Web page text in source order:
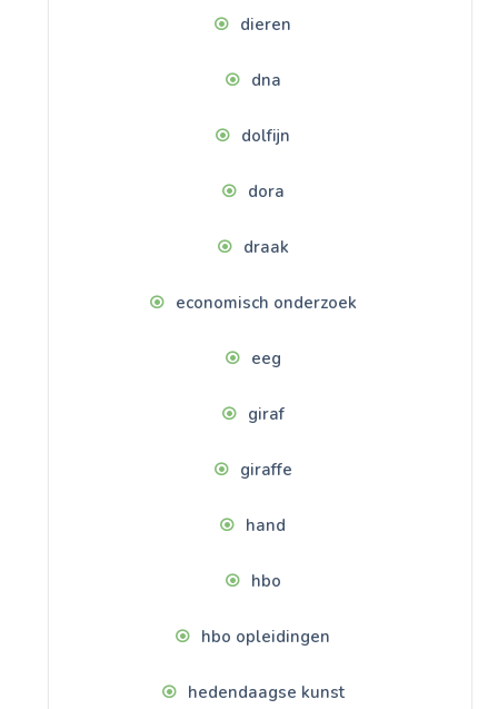
dieren
dna
dolfijn
dora
draak
economisch onderzoek
eeg
giraf
giraffe
hand
hbo
hbo opleidingen
hedendaagse kunst